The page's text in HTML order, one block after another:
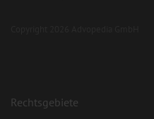
Rechtsgebiete